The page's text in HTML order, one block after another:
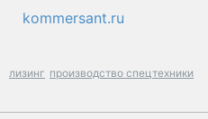
kommersant.ru
лизинг производство спецтехники